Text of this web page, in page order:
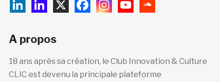
A propos
18 ans après sa création, le Club Innovation & Culture
CLIC est devenu la principale plateforme